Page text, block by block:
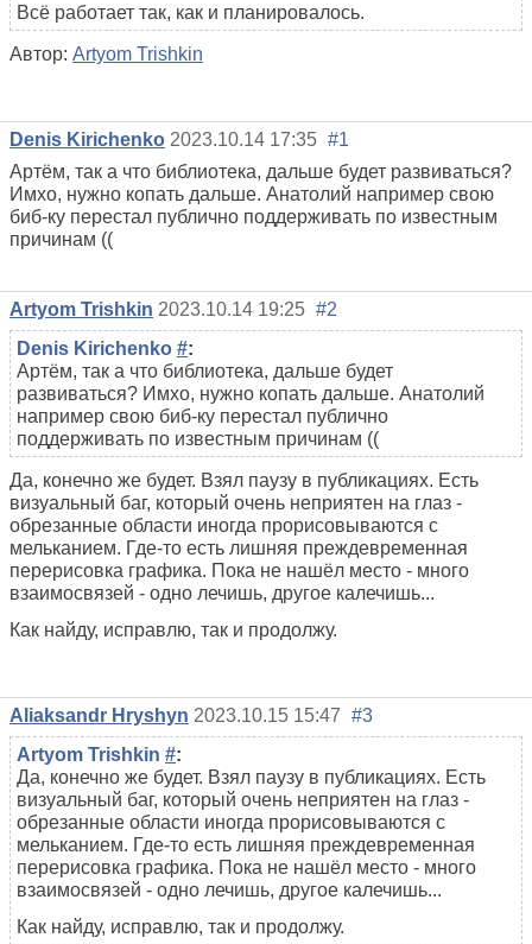
Всё работает так, как и планировалось.
Автор: Artyom Trishkin
Denis Kirichenko 2023.10.14 17:35 #1
Артём, так а что библиотека, дальше будет развиваться?
Имхо, нужно копать дальше. Анатолий например свою
биб-ку перестал публично поддерживать по известным
причинам ((
Artyom Trishkin 2023.10.14 19:25 #2
Denis Kirichenko #:
Артём, так а что библиотека, дальше будет
развиваться? Имхо, нужно копать дальше. Анатолий
например свою биб-ку перестал публично
поддерживать по известным причинам ((
Да, конечно же будет. Взял паузу в публикациях. Есть
визуальный баг, который очень неприятен на глаз -
обрезанные области иногда прорисовываются с
мельканием. Где-то есть лишняя преждевременная
перерисовка графика. Пока не нашёл место - много
взаимосвязей - одно лечишь, другое калечишь...
Как найду, исправлю, так и продолжу.
Aliaksandr Hryshyn 2023.10.15 15:47 #3
Artyom Trishkin #:
Да, конечно же будет. Взял паузу в публикациях. Есть
визуальный баг, который очень неприятен на глаз -
обрезанные области иногда прорисовываются с
мельканием. Где-то есть лишняя преждевременная
перерисовка графика. Пока не нашёл место - много
взаимосвязей - одно лечишь, другое калечишь...
Как найду, исправлю, так и продолжу.